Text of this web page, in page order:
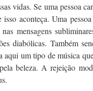
vidas. Se uma pessoa
aconteça. Uma
mensagens
diabólicas. Também
um tipo de música
beleza. A rejeição